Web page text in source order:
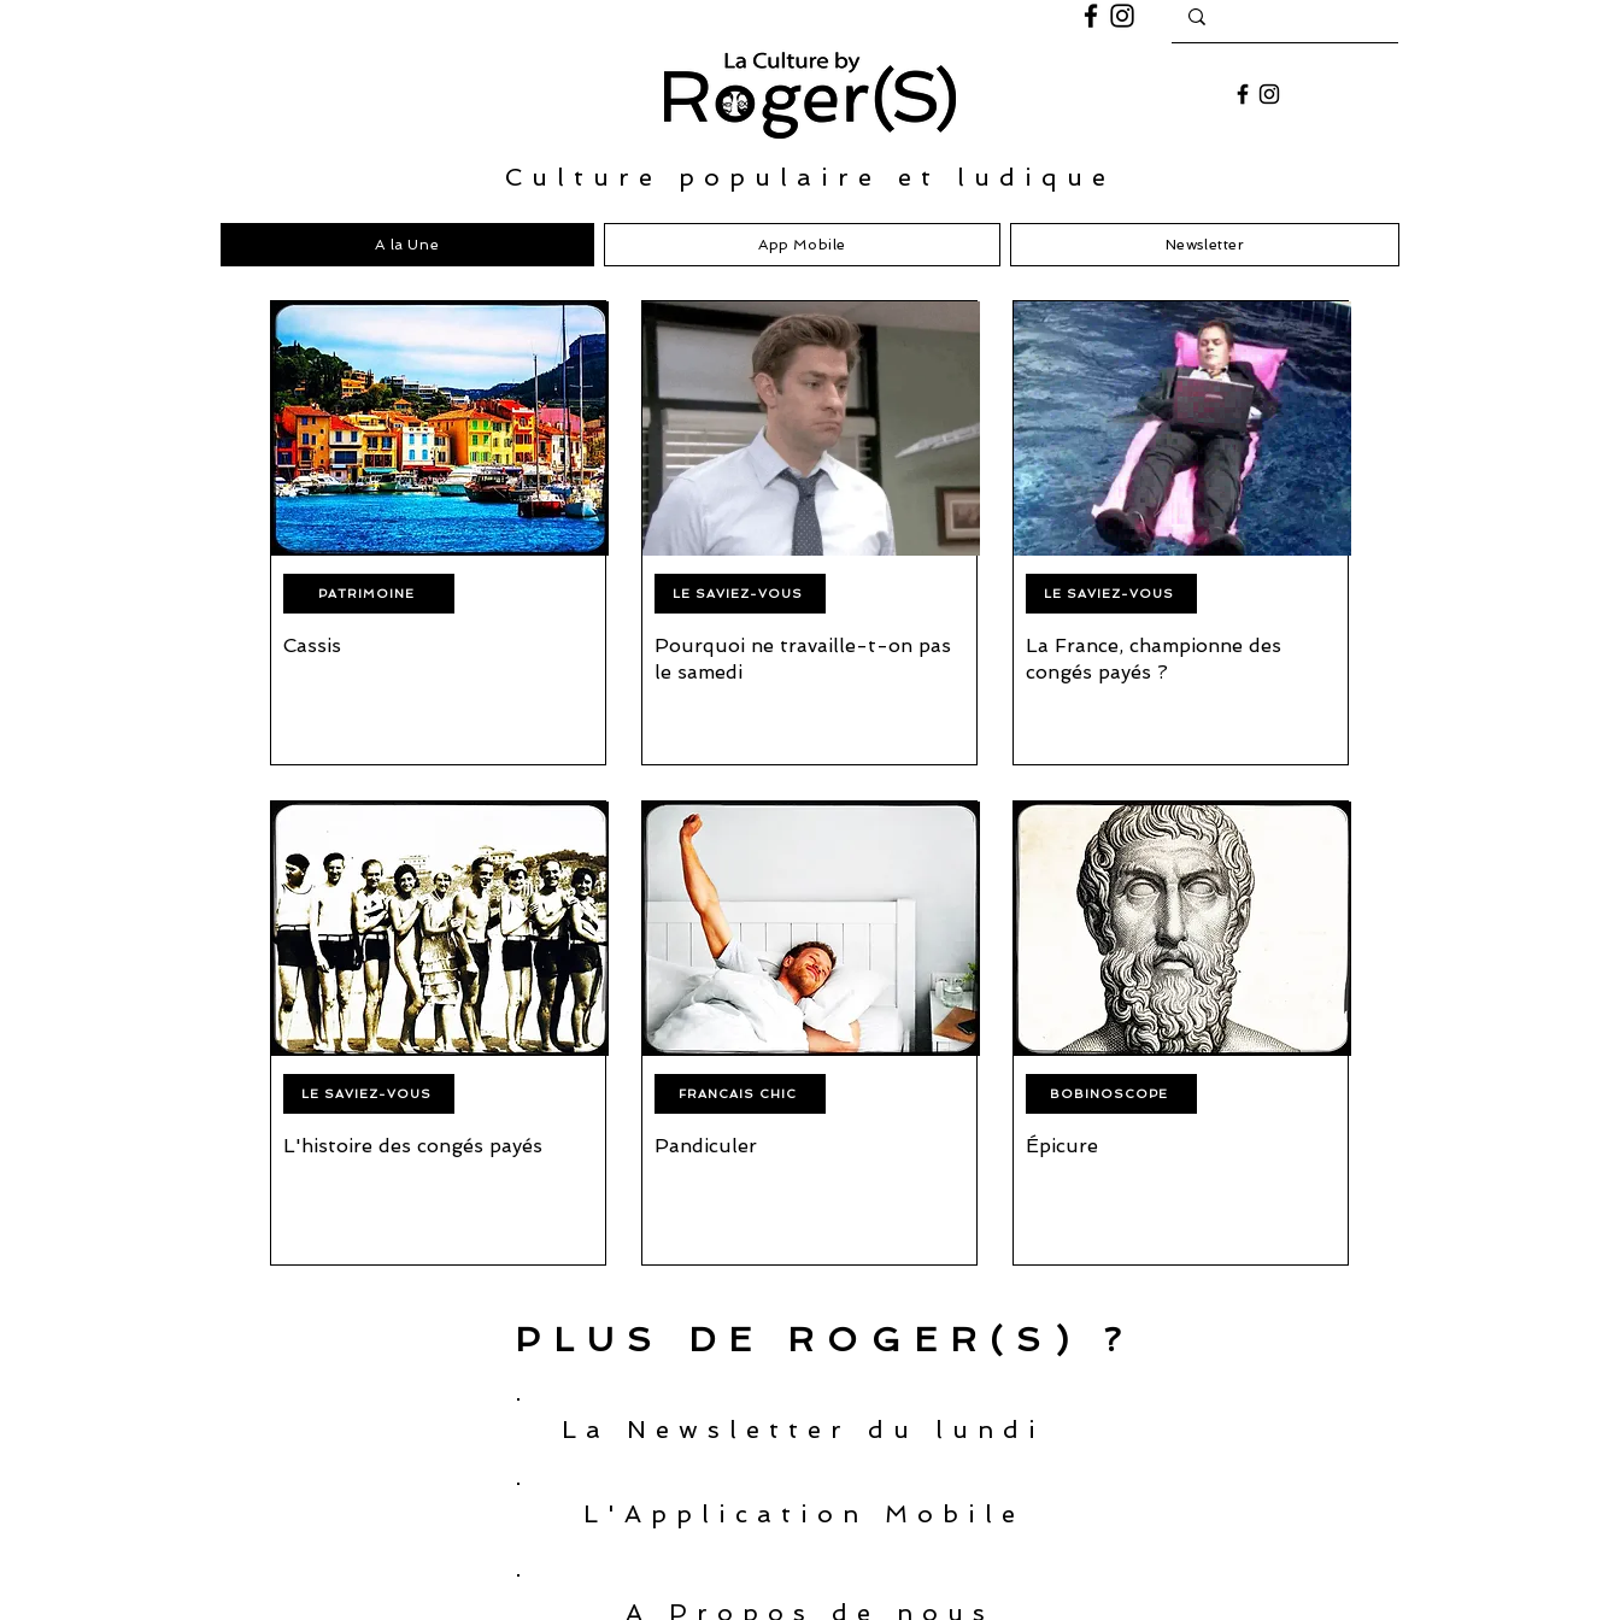
Culture populaire et ludique
A la Une App Mobile Newsletter
PATRIMOINE
Cassis
LE SAVIEZ-VOUS
L'histoire des congés payés
LE SAVIEZ-VOUS
Pourquoi ne travaille-t-on pas
le samedi
FRANCAIS CHIC
Pandiculer
LE SAVIEZ-VOUS
La France, championne des
congés payés ?
BOBINOSCOPE
Épicure
PLUS DE ROGER(S) ?
La Newsletter du lundi
L'Application Mobile
A Propos de nous